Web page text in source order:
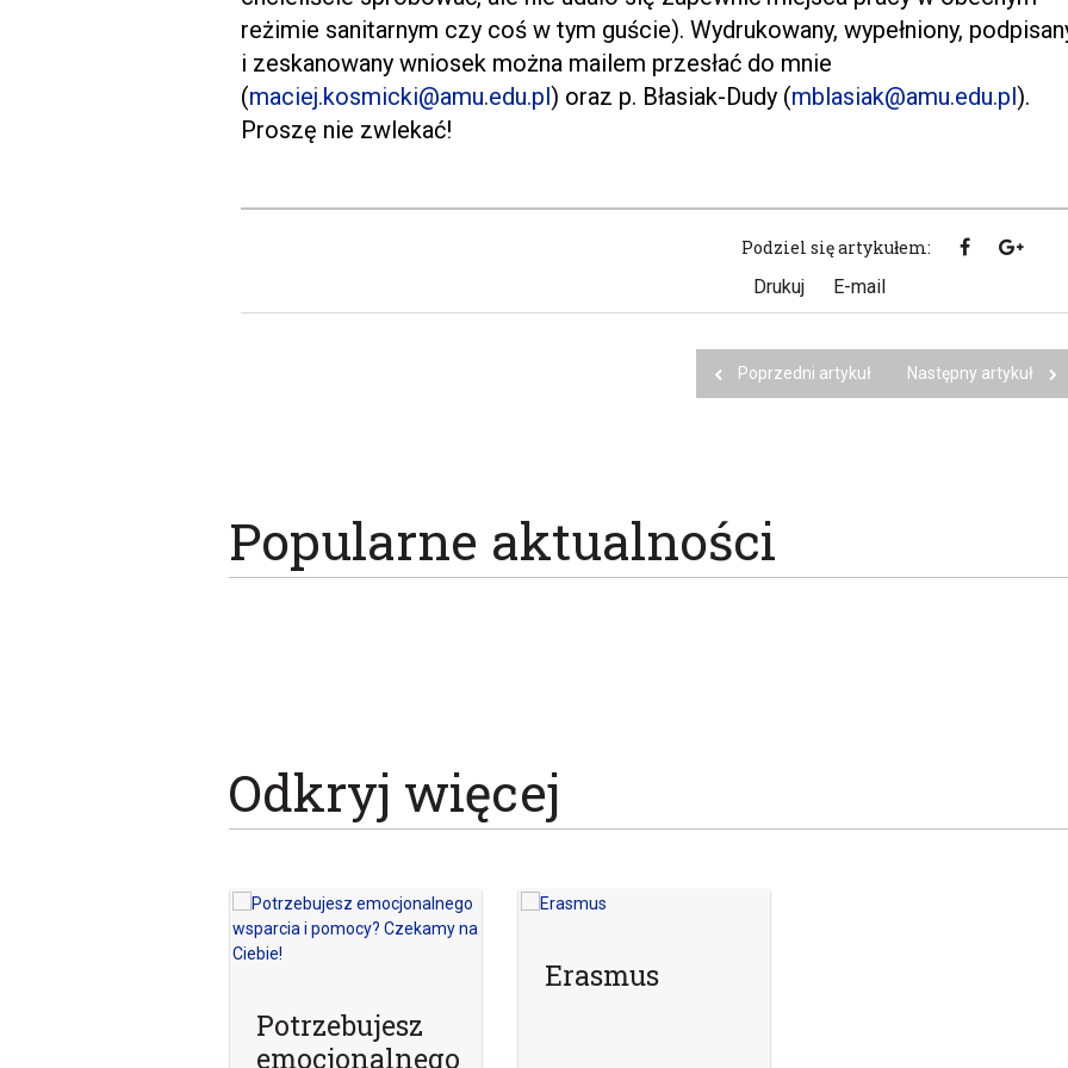
reżimie sanitarnym czy coś w tym guście). Wydrukowany, wypełniony,
i zeskanowany wniosek można mailem przesłać do mnie
(maciej.kosmicki@amu.edu.pl) oraz p. Błasiak-Dudy (mblasiak@amu.edu.pl).
Proszę nie zwlekać!
Podziel się artykułem:
Drukuj
E-mail
Poprzedni artykuł Następny artykuł
Popularne aktualności
Odkryj więcej
Potrzebujesz
emocjonalnego
Erasmus